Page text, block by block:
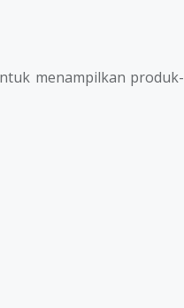
menampilkan produk-